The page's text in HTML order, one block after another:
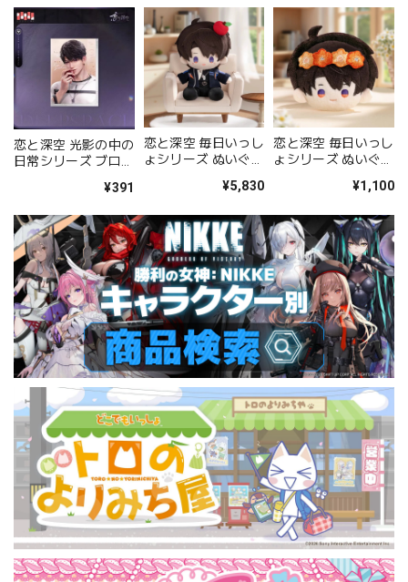
恋と深空 光影の中の
日常シリーズ ブロマ
¥391
恋と深空 毎日いっし
ょシリーズ ぬいぐる
¥5,830
恋と深空 毎日いっし
ょシリーズ ぬいぐる
¥1,100